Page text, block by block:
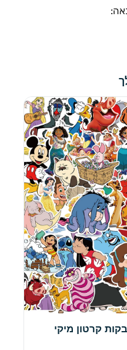
מדבקות קרטון מיקי